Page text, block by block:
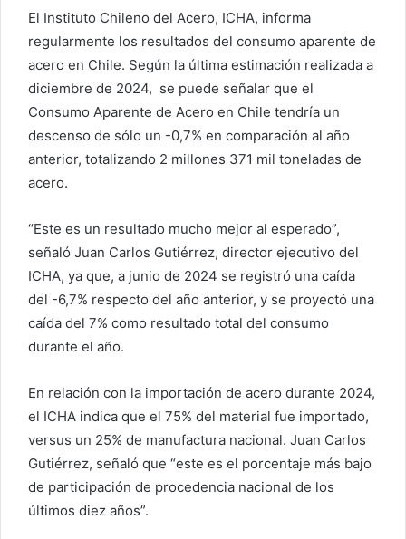
El Instituto Chileno del Acero, ICHA, informa
regularmente los resultados del consumo aparente de
acero en Chile. Según la última estimación realizada a
diciembre de 2024, se puede señalar que el
Consumo Aparente de Acero en Chile tendría un
descenso de sólo un -0,7% en comparación al año
anterior, totalizando 2 millones 371 mil toneladas de
acero.
“Este es un resultado mucho mejor al esperado”,
señaló Juan Carlos Gutiérrez, director ejecutivo del
ICHA, ya que, a junio de 2024 se registró una caída
del -6,7% respecto del año anterior, y se proyectó una
caída del 7% como resultado total del consumo
durante el año.
En relación con la importación de acero durante 2024,
el ICHA indica que el 75% del material fue importado,
versus un 25% de manufactura nacional. Juan Carlos
Gutiérrez, señaló que “este es el porcentaje más bajo
de participación de procedencia nacional de los
últimos diez años”.